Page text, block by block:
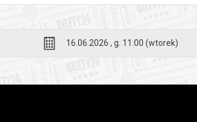
16.06.2026 , g. 11:00 (wtorek)